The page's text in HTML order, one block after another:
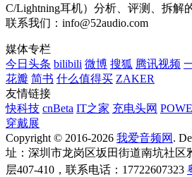
C/Lightning耳机）分析、评测、拆解
联系我们：info@52audio.com
媒体专栏
今日头条 bilibili 微博 搜狐 腾讯视频
花瓣 简书 什么值得买 ZAKER
友情链接
快科技 cnBeta IT之家 充电头网
穿戴展
Copyright © 2016-2026 我爱音频网 .
址：深圳市龙岗区坂田街道南坑社区
层407-410，联系电话：17722607323